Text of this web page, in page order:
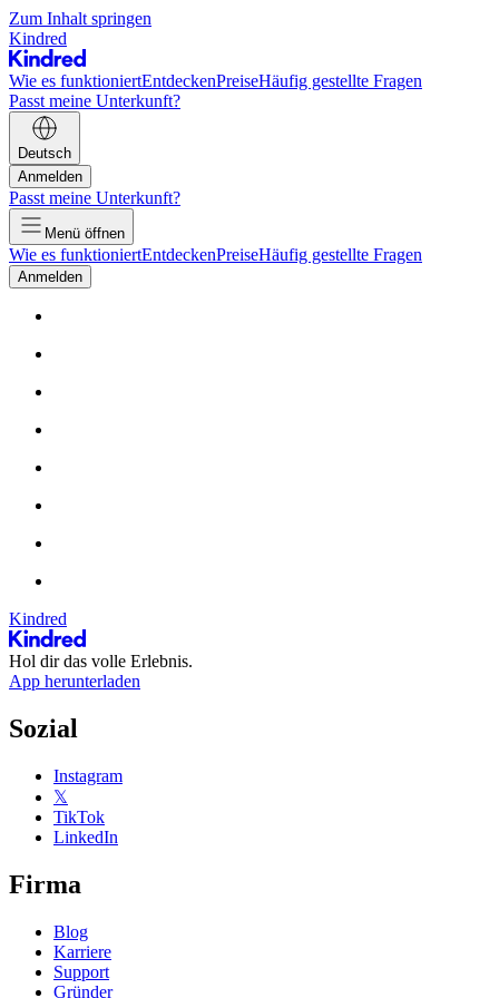
Zum Inhalt springen
Kindred
Wie es funktioniertEntdeckenPreiseHäufig gestellte Fragen
Passt meine Unterkunft?
Deutsch
Anmelden
Passt meine Unterkunft?
Menü öffnen
Wie es funktioniertEntdeckenPreiseHäufig gestellte Fragen
Anmelden
Kindred
Hol dir das volle Erlebnis.
App herunterladen
Sozial
Instagram
𝕏
TikTok
LinkedIn
Firma
Blog
Karriere
Support
Gründer